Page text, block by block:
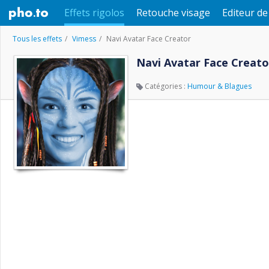
Effets rigolos Retouche visage Editeur
Tous les effets Vimess Navi Avatar Face Creator
Navi Avatar Face
Catégories : Humour & Blagues